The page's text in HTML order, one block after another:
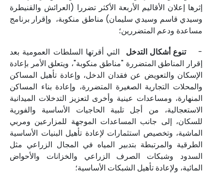
إثرها إعلان الأقاليم الأربعة الأكثر تضررا (العرائش والقنيطرة
وسيدي قاسم وسيدي سليمان) مناطق منكوبة، وإقرار برنامج
مساعدة ودعم المتضررين؛
-تنوع أشكال التدخل التي أقرتها السلطات العمومية بعد
إقرار المناطق المتضررة "مناطق منكوبة"، ويتعلق الأمر بإعادة
الإسكان والتعويض عن فقدان الدخل، وإعادة تأهيل المساكن
والمحلات التجارية الصغيرة المتضررة، وإعادة بناء المساكن
المنهارة، ومساعدات عينية وأخرى لتعزيز التدخلات الميدانية
الاستعجالية، من أجل تلبية الحاجيات الأساسية والفورية
للسكان، إلى جانب المساعدات الموجهة للمزارعين ومربي
الماشية، وتخصيص استثمارات لإعادة تأهيل البنيات الأساسية
الطرقية والمرتبطة بتدبير المياه في المجال الزراعي مثل
السدود وشبكات الصرف الزراعي والخزانات والأحواض
المائية، ولإعادة تأهيل الشبكات الأساسية؛